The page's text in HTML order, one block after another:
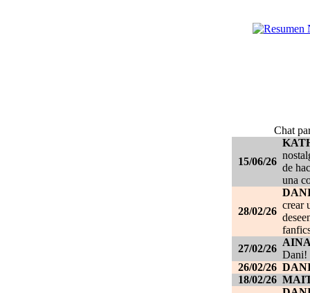
Chat
15/06/26
de
una
28/02/26
crear
27/02/26
Dani!
26/02/26
18/02/26